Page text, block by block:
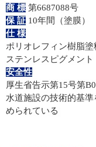
商 標 第6687088号
保 証 10年間（塗膜）
仕 様
ポリオレフィン樹脂塗
ステンレスピグメント
安全性
厚生省告示第15号第
水道施設の技術的基
められている